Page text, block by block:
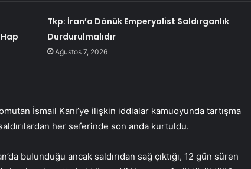
Tkp: İran’a Dönük Emperyalist Saldırganlık
Durdurulmalıdır
Ağustos 7, 2026
İsmail Kani’ye ilişkin iddialar kamuoyunda tartışma
her seferinde son anda kurtuldu.
bulunduğu ancak saldırıdan sağ çıktığı, 12 gün süren